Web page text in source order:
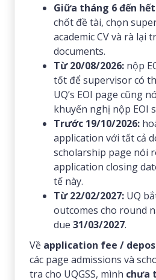
Giữa tháng 6 đến
chốt đề tài, chọn
academic CV và rà lại
documents.
Từ 20/08/2026: nộp
tốt để supervisor có
UQ’s EOI page cũng
khuyến nghị nộp EOI
Trước 19/10/2026:
application với tất cả
scholarship page nói
application closing
tế này.
Từ 22/02/2027: UQ
outcomes cho round
due31/03/2027.
Về application fee /
các page admissions và
tra cho UQGSS, mình chưa